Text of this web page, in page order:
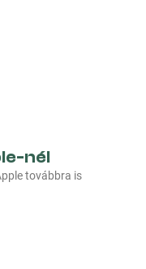
nél
továbbra is